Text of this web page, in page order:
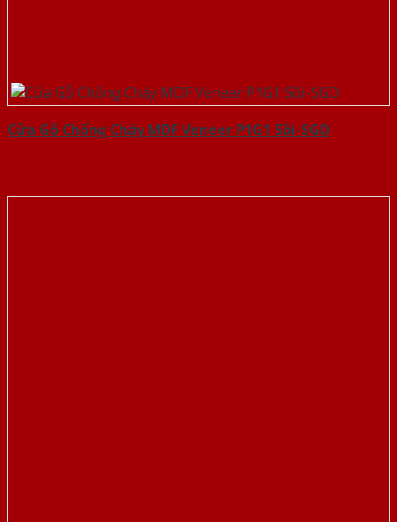
Cửa Gỗ Chống Cháy MDF Veneer P1G1 Sồi-SGD